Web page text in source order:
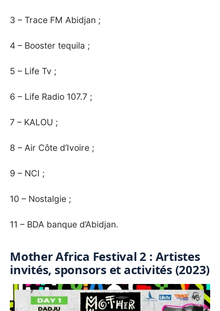
3 – Trace FM Abidjan ;
4 – Booster tequila ;
5 – Life Tv ;
6 – Life Radio 107.7 ;
7 – KALOU ;
8 – Air Côte d’Ivoire ;
9 – NCI ;
10 – Nostalgie ;
11 – BDA banque d’Abidjan.
Mother Africa Festival 2 : Artistes
invités, sponsors et activités (2023)